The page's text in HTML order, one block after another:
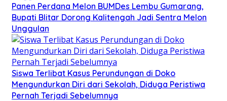
Panen Perdana Melon BUMDes Lembu Gumarang,
Bupati Blitar Dorong Kalitengah Jadi Sentra Melon
Unggulan
Siswa Terlibat Kasus Perundungan di Doko
Mengundurkan Diri dari Sekolah, Diduga Peristiwa
Pernah Terjadi Sebelumnya